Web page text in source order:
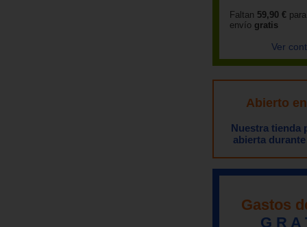
Faltan 59,90 €
envío gratis
Ver
Abierto
Nuestra tienda
abierta
Gastos
G R A